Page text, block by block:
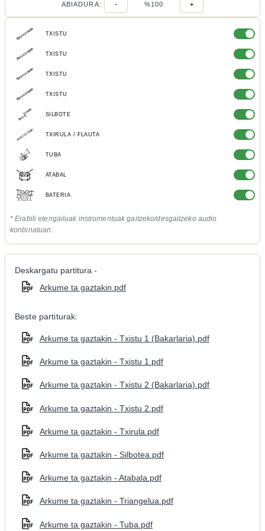
ABIADURA: - %100 +
TXISTU
TXISTU
TXISTU
TXISTU
SILBOTE
TXIRULA / FLAUTA
TUBA
ATABAL
BATERIA
* Erabili etengailuak instrumentuak gaitzeko/desgaitzeko audio
konbinatuan.
Deskargatu partitura -
Arkume ta gaztakin.pdf
Beste partiturak:
Arkume ta gaztakin - Txistu 1 (Bakarlaria).pdf
Arkume ta gaztakin - Txistu 1.pdf
Arkume ta gaztakin - Txistu 2 (Bakarlaria).pdf
Arkume ta gaztakin - Txistu 2.pdf
Arkume ta gaztakin - Txirula.pdf
Arkume ta gaztakin - Silbotea.pdf
Arkume ta gaztakin - Atabala.pdf
Arkume ta gaztakin - Triangelua.pdf
Arkume ta gaztakin - Tuba.pdf